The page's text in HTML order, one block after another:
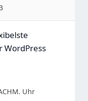
WordPress
Uhr